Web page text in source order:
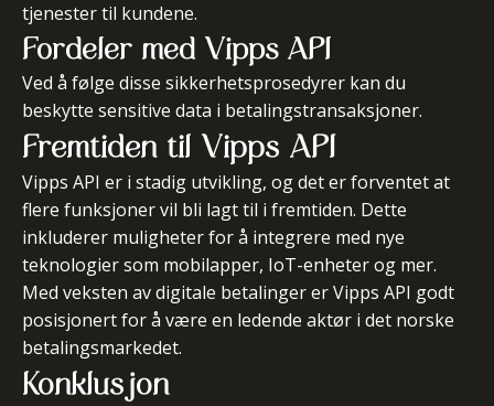
tjenester til kundene.
Fordeler med Vipps API
Ved å følge disse sikkerhetsprosedyrer kan du
beskytte sensitive data i betalingstransaksjoner.
Fremtiden til Vipps API
Vipps API er i stadig utvikling, og det er forventet at
flere funksjoner vil bli lagt til i fremtiden. Dette
inkluderer muligheter for å integrere med nye
teknologier som mobilapper, IoT-enheter og mer.
Med veksten av digitale betalinger er Vipps API godt
posisjonert for å være en ledende aktør i det norske
betalingsmarkedet.
Konklusjon